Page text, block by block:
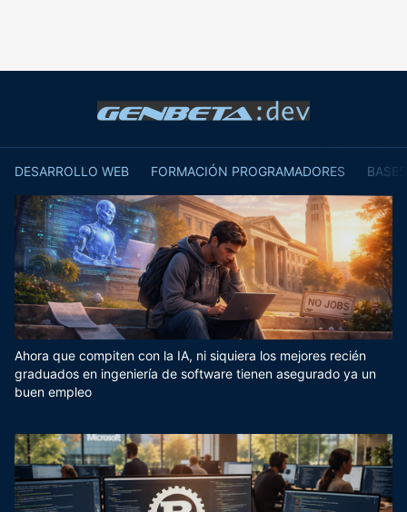
DESARROLLO WEB FORMACIÓN PROGRAMADORES
Ahora que compiten con la IA, ni siquiera los mejores recién
graduados en ingeniería de software tienen asegurado ya un
buen empleo